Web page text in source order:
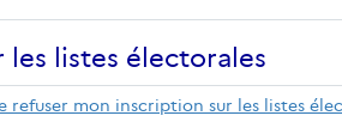
listes électorales
refuser mon inscription sur les listes